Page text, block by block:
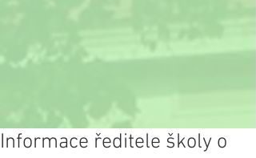
Informace ředitele školy o